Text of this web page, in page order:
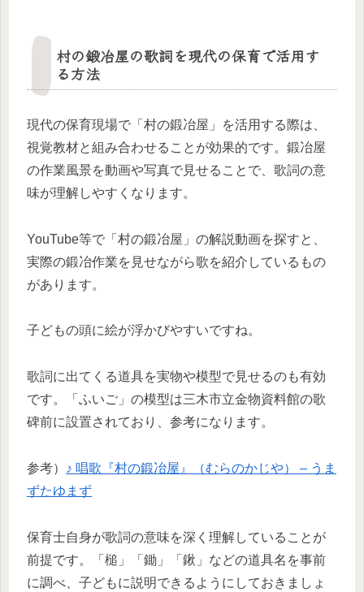
村の鍛冶屋の歌詞を現代の保育で活用す
る方法
現代の保育現場で「村の鍛冶屋」を活用する際は、
視覚教材と組み合わせることが効果的です。鍛冶屋
の作業風景を動画や写真で見せることで、歌詞の意
味が理解しやすくなります。
YouTube等で「村の鍛冶屋」の解説動画を探すと、
実際の鍛冶作業を見せながら歌を紹介しているもの
があります。
子どもの頭に絵が浮かびやすいですね。
歌詞に出てくる道具を実物や模型で見せるのも有効
です。「ふいご」の模型は三木市立金物資料館の歌
碑前に設置されており、参考になります。
参考） ♪ 唱歌『村の鍛冶屋』（むらのかじや） – うま
ずたゆまず
保育士自身が歌詞の意味を深く理解していることが
前提です。「槌」「鋤」「鍬」などの道具名を事前
に調べ、子どもに説明できるようにしておきましょ